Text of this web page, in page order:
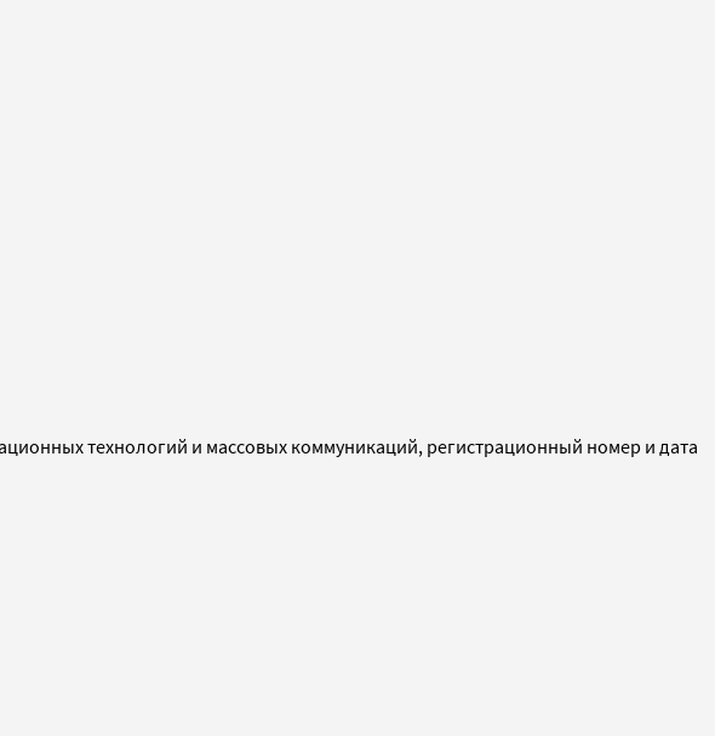
технологий и массовых коммуникаций, регистрационный номер и дата